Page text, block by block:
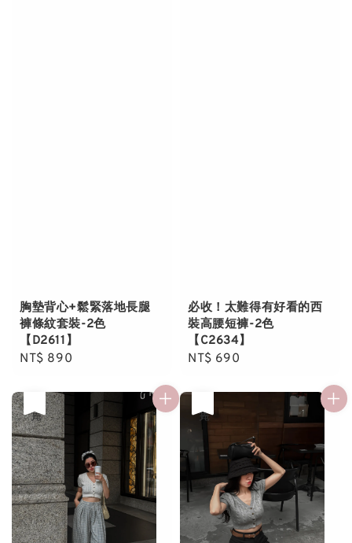
胸墊背心+鬆緊落地長腿
褲條紋套裝-2色
【D2611】
Regular
NT$ 890
必收！太難得有好看的西
裝高腰短褲-2色
【C2634】
Regular
NT$ 690